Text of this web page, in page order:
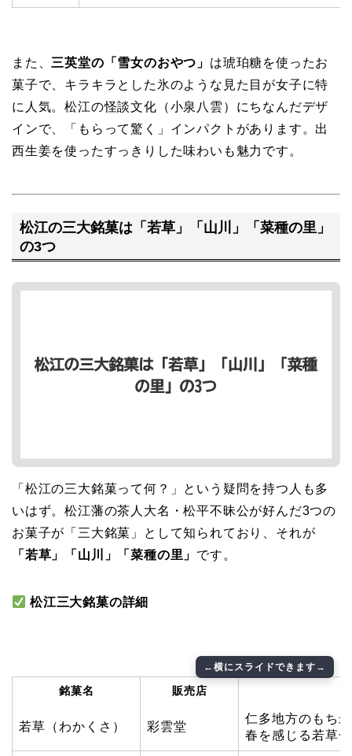
また、 三英堂の「雪女のおやつ」 は琥珀糖を使ったお
菓子で、キラキラとした氷のような見た目が女子に特
に人気。松江の怪談文化（小泉八雲）にちなんだデザ
インで、「もらって驚く」インパクトがあります。出
西生姜を使ったすっきりした味わいも魅力です。
松江の三大銘菓は「若草」「山川」「菜種の里」
の3つ
「松江の三大銘菓って何？」という疑問を持つ人も多
いはず。松江藩の茶人大名・松平不昧公が好んだ3つの
お菓子が「三大銘菓」として知られており、それが
「若草」「山川」「菜種の里」 です。
松江三大銘菓の詳細
銘菓名 販売店
若草（わかくさ） 彩雲堂
仁多地方のもち
春を感じる若草